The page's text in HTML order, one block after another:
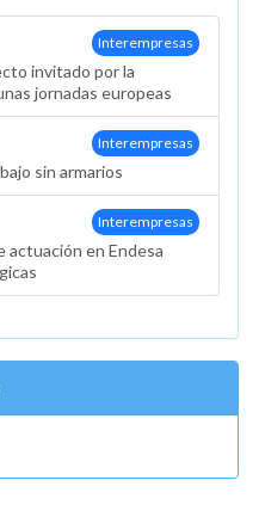
Interempresas
invitado por la
jornadas europeas
Interempresas
sin armarios
Interempresas
en Endesa